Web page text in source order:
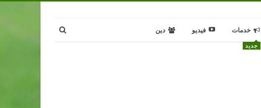
خدمات
جديد
فيديو دين